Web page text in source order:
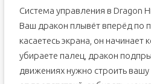
Система управления в Dragon
Ваш дракон плывёт вперёд по
касаетесь экрана, он начинает
убираете палец, дракон
движениях нужно строить вашу